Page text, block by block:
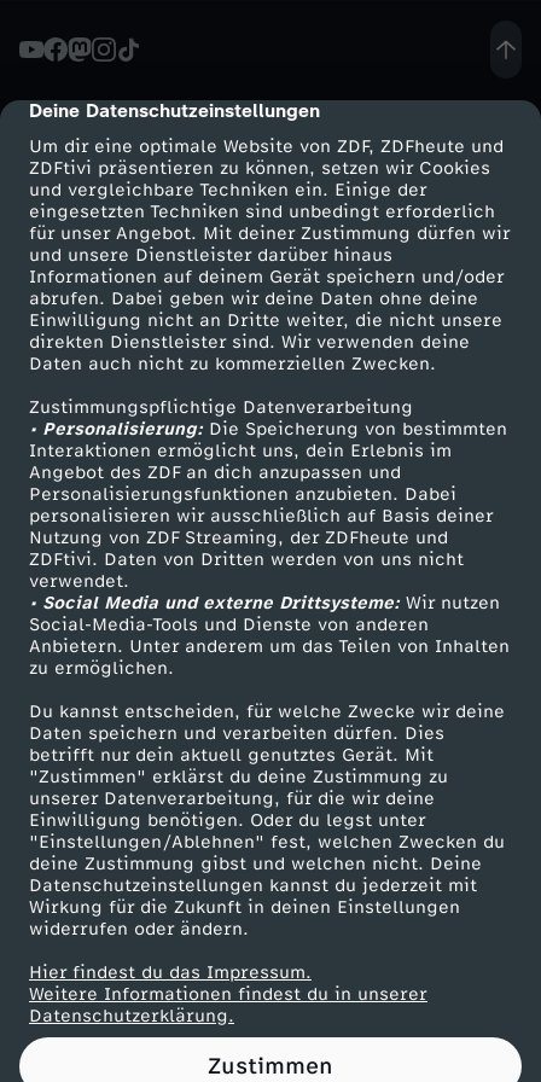
cmp-dialog-description
Deine Datenschutzeinstellungen
Um dir eine optimale Website von ZDF, ZDFheute und
ZDFtivi präsentieren zu können, setzen wir Cookies
und vergleichbare Techniken ein. Einige der
eingesetzten Techniken sind unbedingt erforderlich
für unser Angebot. Mit deiner Zustimmung dürfen wir
und unsere Dienstleister darüber hinaus
Informationen auf deinem Gerät speichern und/oder
abrufen. Dabei geben wir deine Daten ohne deine
Einwilligung nicht an Dritte weiter, die nicht unsere
direkten Dienstleister sind. Wir verwenden deine
Daten auch nicht zu kommerziellen Zwecken.
Zustimmungspflichtige Datenverarbeitung
• Personalisierung:Die Speicherung von bestimmten
Interaktionen ermöglicht uns, dein Erlebnis im
Angebot des ZDF an dich anzupassen und
Personalisierungsfunktionen anzubieten. Dabei
personalisieren wir ausschließlich auf Basis deiner
Nutzung von ZDF Streaming, der ZDFheute und
ZDFtivi. Daten von Dritten werden von uns nicht
verwendet.
• Social Media und externe Drittsysteme:Wir nutzen
Social-Media-Tools und Dienste von anderen
Anbietern. Unter anderem um das Teilen von Inhalten
zu ermöglichen.
Du kannst entscheiden, für welche Zwecke wir deine
Daten speichern und verarbeiten dürfen. Dies
betrifft nur dein aktuell genutztes Gerät. Mit
"Zustimmen" erklärst du deine Zustimmung zu
unserer Datenverarbeitung, für die wir deine
Einwilligung benötigen. Oder du legst unter
"Einstellungen/Ablehnen" fest, welchen Zwecken du
deine Zustimmung gibst und welchen nicht. Deine
Datenschutzeinstellungen kannst du jederzeit mit
Wirkung für die Zukunft in deinen Einstellungen
widerrufen oder ändern.
Hier findest du das Impressum.
Weitere Informationen findest du in unserer
Datenschutzerklärung.
Zustimmen
H
a
u
s
h
a
l
t
2
0
2
6
:
E
t
a
t
f
Mehr ZDF
ZDF-Apps
Smart TV
ZDFtext
Livestreams
Sendungen A-Z
TV-Programm
Service
ZDFmitreden
Kontakt zum ZDF
Tickets
Zuschauerservice
Hilfe
ZDF Unternehmen
Karriere
ZDF goes Schule
Werbefernsehen
Mainzelmännchen
Partner